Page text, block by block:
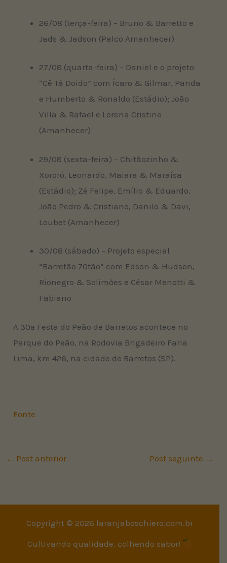
26/08 (terça-feira) – Bruno & Barretto e
Jads & Jadson (Palco Amanhecer)
27/08 (quarta-feira) – Daniel e o projeto
“Cê Tá Doido” com Ícaro & Gilmar, Panda
e Humberto & Ronaldo (Estádio); João
Villa & Rafael e Lorena Cristine
(Amanhecer)
29/08 (sexta-feira) – Chitãozinho &
Xororó, Leonardo, Maiara & Maraísa
(Estádio); Zé Felipe, Emílio & Eduardo,
João Pedro & Cristiano, Danilo & Davi,
Loubet (Amanhecer)
30/08 (sábado) – Projeto especial
“Barretão 70tão” com Edson & Hudson,
Rionegro & Solimões e César Menotti &
Fabiano
A 30ª Festa do Peão de Barretos acontece no
Parque do Peão, na Rodovia Brigadeiro Faria
Lima, km 426, na cidade de Barretos (SP).
Fonte
← Post anterior Post seguinte →
Copyright © 2026 laranjaboschiero.com.br
Cultivando qualidade, colhendo sabor!